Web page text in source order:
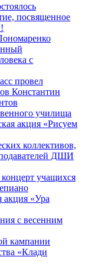
посвященное
с
провел
Константин
училища
акция «Рисуем
коллективов,
ДШИ
концерт учащихся
акция «Ура
с весенним
кампании
«Клади